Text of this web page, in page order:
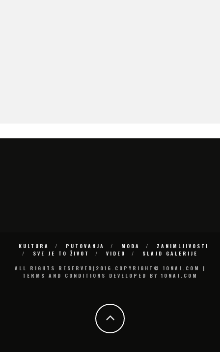
KULTURA PUTOVANJA MODA
ZANIMLJIVOSTI
SVE JE TO ŽIVOT
VIDEO
SLAJD GALERIJE
ALL RIGHTS RESERVED|2016.COPYRIGHT© 10NAJ.COM |
TERMS AND CONDITIONS DEVELOPED BY 10NAJ.COM